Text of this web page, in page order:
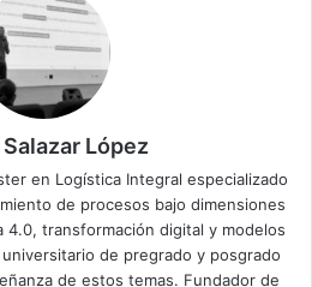
López
en Logística Integral especializado
de procesos bajo dimensiones
transformación digital y modelos
de pregrado y posgrado
de estos temas. Fundador de